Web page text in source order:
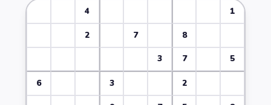
4 1
2 7 8
3 7 5
6 3 2